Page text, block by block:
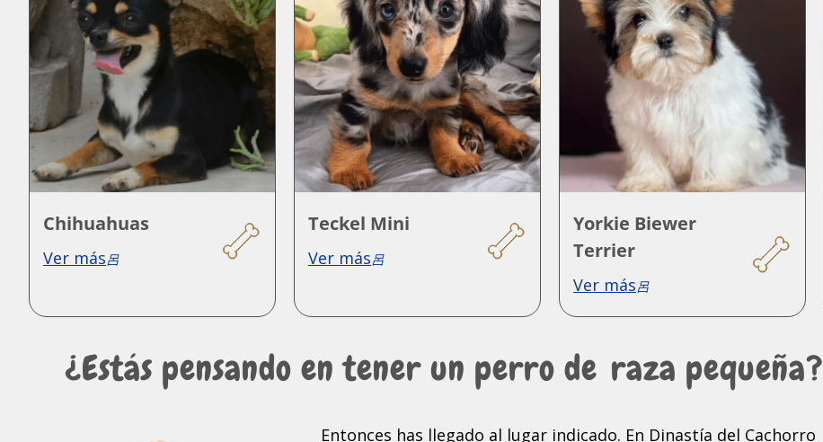
Chihuahuas
Ver más
Teckel Mini
Ver más
Yorkie Biewer
Terrier
Ver más
¿Estás pensando en tener un perro de raza pequeña?
Entonces has llegado al lugar indicado. En Dinastía del Cachorro